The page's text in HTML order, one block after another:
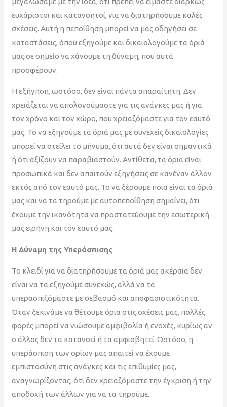
ευχάριστοι και κατανοητοί, για να διατηρήσουμε καλές
σχέσεις. Αυτή η πεποίθηση μπορεί να μας οδηγήσει σε
καταστάσεις, όπου εξηγούμε και δικαιολογούμε τα όριά
μας σε σημείο να χάνουμε τη δύναμη, που αυτά
προσφέρουν.
Η εξήγηση, ωστόσο, δεν είναι πάντα απαραίτητη. Δεν
χρειάζεται να απολογούμαστε για τις ανάγκες μας ή για
τον χρόνο και τον χώρο, που χρειαζόμαστε για τον εαυτό
μας. Το να εξηγούμε τα όριά μας με συνεχείς δικαιολογίες
μπορεί να στείλει το μήνυμα, ότι αυτά δεν είναι σημαντικά
ή ότι αξίζουν να παραβιαστούν. Αντίθετα, τα όρια είναι
προσωπικά και δεν απαιτούν εξηγήσεις σε κανέναν άλλον
εκτός από τον εαυτό μας. Το να ξέρουμε ποια είναι τα όριά
μας και να τα τηρούμε με αυτοπεποίθηση σημαίνει, ότι
έχουμε την ικανότητα να προστατεύουμε την εσωτερική
μας ειρήνη και τον εαυτό μας.
Η Δύναμη της Υπεράσπισης
Το κλειδί για να διατηρήσουμε τα όριά μας ακέραια δεν
είναι να τα εξηγούμε συνεχώς, αλλά να τα
υπερασπιζόμαστε με σεβασμό και αποφασιστικότητα.
Όταν ξεκινάμε να θέτουμε όρια στις σχέσεις μας, πολλές
φορές μπορεί να νιώσουμε αμφιβολία ή ενοχές, κυρίως αν
ο άλλος δεν τα κατανοεί ή τα αμφισβητεί. Ωστόσο, η
υπεράσπιση των ορίων μας απαιτεί να έχουμε
εμπιστοσύνη στις ανάγκες και τις επιθυμίες μας,
αναγνωρίζοντας, ότι δεν χρειαζόμαστε την έγκριση ή την
αποδοχή των άλλων για να τα τηρούμε.